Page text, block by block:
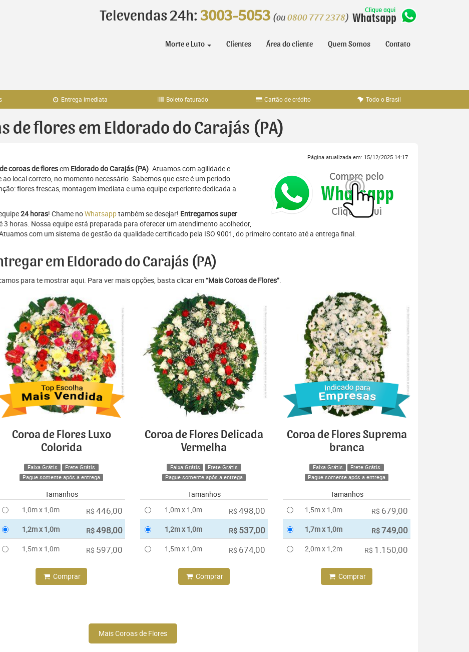
Televendas 24h: 3003-5053 (ou 0800 777 2378)
Morte e Luto Clientes Área do cliente Quem Somos Contato
Entrega imediata Boleto faturado Cartão de crédito Todo o Brasil
de flores em Eldorado do Carajás (PA)
Página atualizada em: 15/12/2025 14:17
coroas de floresem Eldorado do Carajás (PA). Atuamos com agilidade e
local correto, no momento necessário. Sabemos que este é um período
flores frescas, montagem imediata e uma equipe experiente dedicada a
24 horas! Chame noWhatsapptambém se desejar! Entregamos super
3 horas. Nossa equipe está preparada para oferecer um atendimento acolhedor,
com um sistema de gestão da qualidade certificado pela ISO 9001, do primeiro contato até a entrega final.
em Eldorado do Carajás (PA)
para te mostrar aqui. Para ver mais opções, basta clicar em“Mais Coroas de Flores”.
Coroa de Flores Luxo
Colorida
Faixa Grátis
Frete Grátis
Pague somente após a entrega
Tamanhos
1,0m x 1,0m
R$ 446,00
1,2m x 1,0m R$498,00
1,5m x 1,0m R$ 597,00
Comprar
Coroa de Flores Delicada
Vermelha
Faixa Grátis
Frete Grátis
Pague somente após a entrega
Tamanhos
1,0m x 1,0m
R$ 498,00
1,2m x 1,0m R$ 537,00
1,5m x 1,0m R$ 674,00
Comprar
Coroa de Flores Suprema
branca
Faixa Grátis
Frete Grátis
Pague somente após a entrega
Tamanhos
1,5m x 1,0m
R$ 679,00
1,7m x 1,0m R$749,00
2,0m x 1,2m R$ 1.150,00
Comprar
Mais Coroas de Flores